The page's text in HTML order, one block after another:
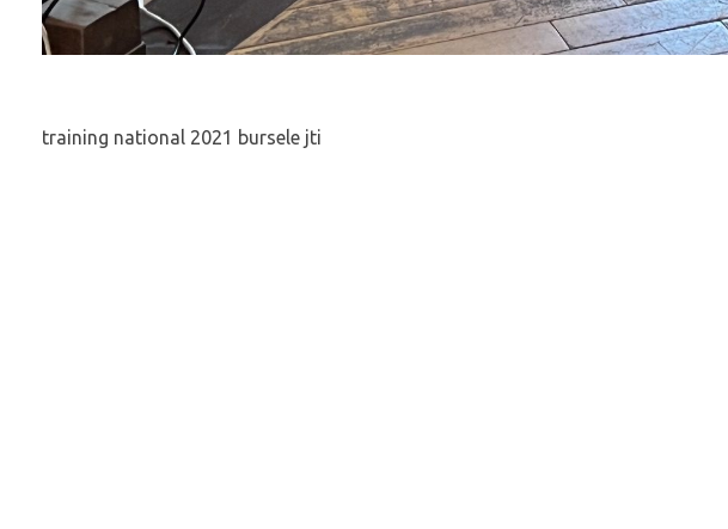
training national 2021 bursele jti